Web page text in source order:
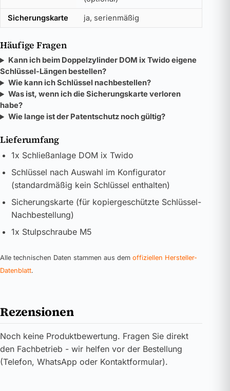
Sicherungskarte ja, serienmäßig
Häufige Fragen
Kann ich beim Doppelzylinder DOM ix Twido eigene
Schlüssel-Längen bestellen?
Wie kann ich Schlüssel nachbestellen?
Was ist, wenn ich die Sicherungskarte verloren
habe?
Wie lange ist der Patentschutz noch gültig?
Lieferumfang
1x Schließanlage DOM ix Twido
Schlüssel nach Auswahl im Konfigurator
(standardmäßig kein Schlüssel enthalten)
Sicherungskarte (für kopiergeschützte Schlüssel-
Nachbestellung)
1x Stulpschraube M5
Alle technischen Daten stammen aus dem offiziellen Hersteller-
Datenblatt.
Rezensionen
Noch keine Produktbewertung. Fragen Sie direkt
den Fachbetrieb - wir helfen vor der Bestellung
(Telefon, WhatsApp oder Kontaktformular).